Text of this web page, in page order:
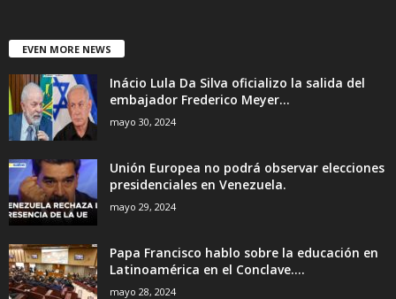
EVEN MORE NEWS
Inácio Lula Da Silva oficializo la salida del
embajador Frederico Meyer...
mayo 30, 2024
Unión Europea no podrá observar elecciones
presidenciales en Venezuela.
mayo 29, 2024
Papa Francisco hablo sobre la educación en
Latinoamérica en el Conclave....
mayo 28, 2024